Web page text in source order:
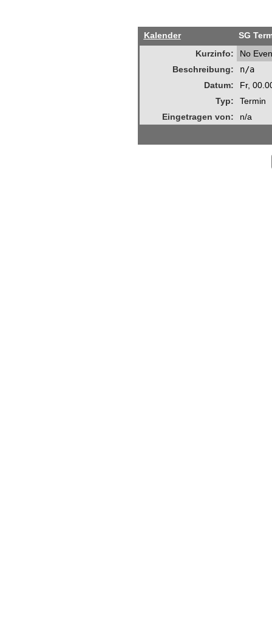
Kalender
SG
Kurzinfo:
No
Beschreibung:
n/a
Datum:
Fr,
Typ:
Termin
Eingetragen von:
n/a